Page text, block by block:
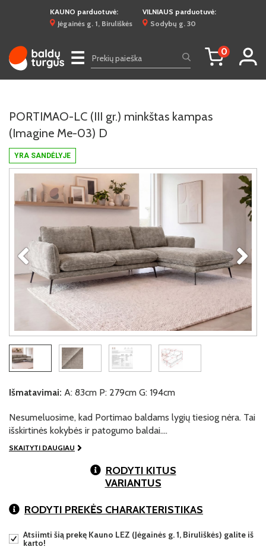
KAUNO parduotuvė:
Jėgainės g. 1, Biruliškės
VILNIAUS parduotuvė:
Sodybų g. 30
☰ 0
YRA SANDĖLYJE
PORTIMAO-LC (III gr.) minkštas kampas
(Imagine Me-03) D
Išmatavimai: A: 83cm P: 279cm G: 194cm
Nesumeluosime, kad Portimao baldams lygių tiesiog nėra. Tai
išskirtinės kokybės ir patogumo baldai.…
SKAITYTI DAUGIAU
RODYTI KITUS
VARIANTUS
RODYTI PREKĖS CHARAKTERISTIKAS
Atsiimti šią prekę Kauno LEZ (Jėgainės g. 1, Biruliškės) galite iš
karto!